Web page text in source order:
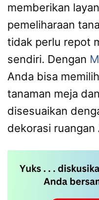
memberikan
pemeliharaan
tidak perlu repot
sendiri. Dengan
Anda bisa
tanaman meja
disesuaikan
dekorasi ruangan